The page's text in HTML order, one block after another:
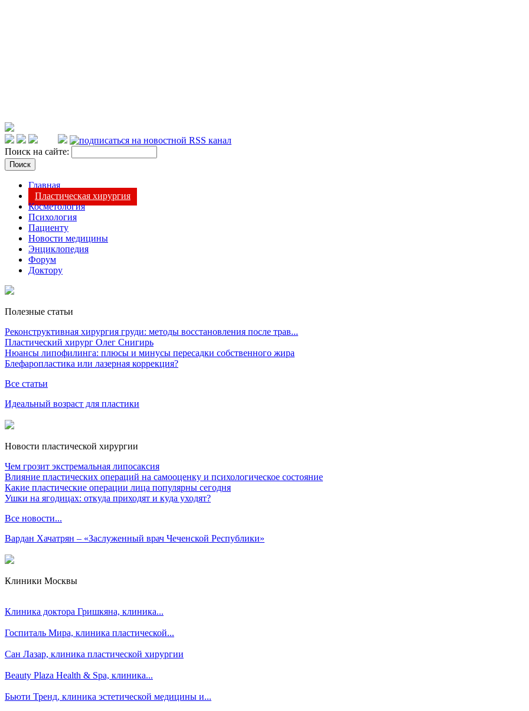
Поиск на сайте:
Главная
Пластическая хирургия
Косметология
Психология
Пациенту
Новости медицины
Энциклопедия
Форум
Доктору
Полезные статьи
Реконструктивная хирургия груди: методы восстановления после трав...
Пластический хирург Олег Снигирь
Нюансы липофилинга: плюсы и минусы пересадки собственного жира
Блефаропластика или лазерная коррекция?
Все статьи
Идеальный возраст для пластики
Новости пластической хирургии
Чем грозит экстремальная липосаксия
Влияние пластических операций на самооценку и психологическое состояние
Какие пластические операции лица популярны сегодня
Ушки на ягодицах: откуда приходят и куда уходят?
Все новости...
Вардан Хачатрян – «Заслуженный врач Чеченской Республики»
Клиники Москвы
Клиника доктора Гришкяна, клиника...
Госпиталь Мира, клиника пластической...
Сан Лазар, клиника пластической хирургии
Beauty Plaza Health & Spa, клиника...
Бьюти Тренд, клиника эстетической медицины и...